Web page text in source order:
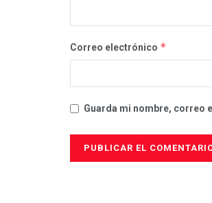
Correo electrónico *
Guarda mi nombre, correo